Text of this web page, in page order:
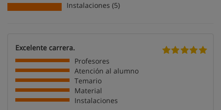
Instalaciones (5)
Excelente carrera.
Profesores
Atención al alumno
Temario
Material
Instalaciones